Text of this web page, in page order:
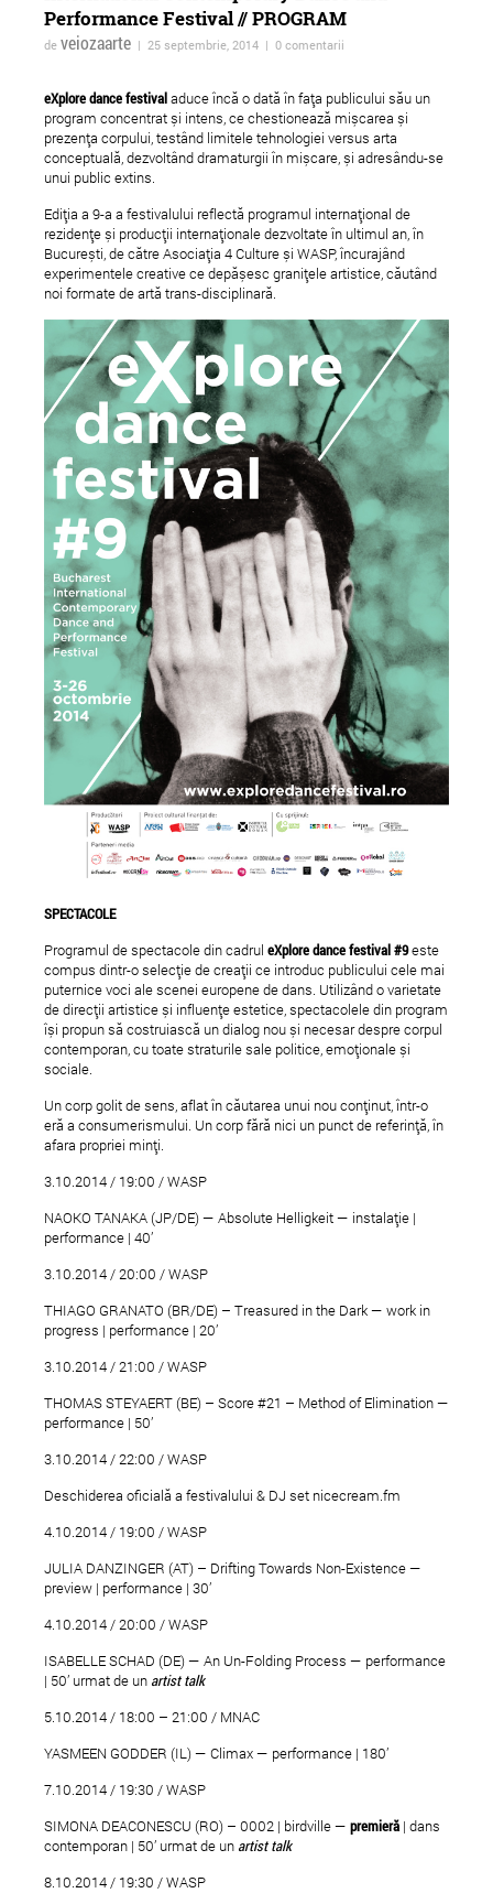
intimă) la Cineclub FILM
MENU
Internațional de
Fotografie, Videoart
Pictură
Castigatorii NexT 2011
Sonic Boom - The
Composers #4 MAO
Dezinhibator live act
Performance Festival // PROGRAM
de veiozaarte | 25 septembrie, 2014 | 0 comentarii
eXplore dance festivaladuce încă o dată în fața publicului său un
program concentrat și intens, ce chestionează mișcarea și
prezența corpului, testând limitele tehnologiei versus arta
conceptuală, dezvoltând dramaturgii în mișcare, și adresându-se
unui public extins.
Ediția a 9-a a festivalului reflectă programul internațional de
rezidențe și producții internaționale dezvoltate în ultimul an, în
București, de către Asociația 4 Culture și WASP, încurajând
experimentele creative ce depășesc granițele artistice, căutând
noi formate de artă trans-disciplinară.
SPECTACOLE
Programul de spectacole din cadrul eXplore dance festival #9este
compus dintr-o selecție de creații ce introduc publicului cele mai
puternice voci ale scenei europene de dans. Utilizând o varietate
de direcții artistice și influențe estetice, spectacolele din program
își propun să costruiască un dialog nou și necesar despre corpul
contemporan, cu toate straturile sale politice, emoționale și
sociale.
Un corp golit de sens, aflat în căutarea unui nou conținut, într-o
eră a consumerismului. Un corp fără nici un punct de referință, în
afara propriei minți.
3.10.2014 / 19:00 / WASP
NAOKO TANAKA (JP/DE) — Absolute Helligkeit — instalație |
performance | 40’
3.10.2014 / 20:00 / WASP
THIAGO GRANATO (BR/DE) – Treasured in the Dark — work in
progress | performance | 20’
3.10.2014 / 21:00 / WASP
THOMAS STEYAERT (BE) – Score #21 – Method of Elimination —
performance | 50’
3.10.2014 / 22:00 / WASP
Deschiderea oficială a festivalului & DJ set nicecream.fm
4.10.2014 / 19:00 / WASP
JULIA DANZINGER (AT) – Drifting Towards Non-Existence —
preview | performance | 30’
4.10.2014 / 20:00 / WASP
ISABELLE SCHAD (DE) — An Un-Folding Process — performance
| 50’ urmat de un artist talk
5.10.2014 / 18:00 – 21:00 / MNAC
YASMEEN GODDER (IL) — Climax — performance | 180’
7.10.2014 / 19:30 / WASP
SIMONA DEACONESCU (RO) – 0002 | birdville — premieră | dans
contemporan | 50’ urmat de un artist talk
8.10.2014 / 19:30 / WASP